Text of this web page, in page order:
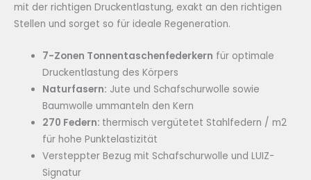
mit der richtigen Druckentlastung, exakt an den richtigen
Stellen und sorget so für ideale Regeneration.
7-Zonen Tonnentaschenfederkern für optimale
Druckentlastung des Körpers
Naturfasern: Jute und Schafschurwolle sowie
Baumwolle ummanteln den Kern
270 Federn: thermisch vergütetet Stahlfedern / m2
für hohe Punktelastizität
Versteppter Bezug mit Schafschurwolle und LUIZ-
Signatur